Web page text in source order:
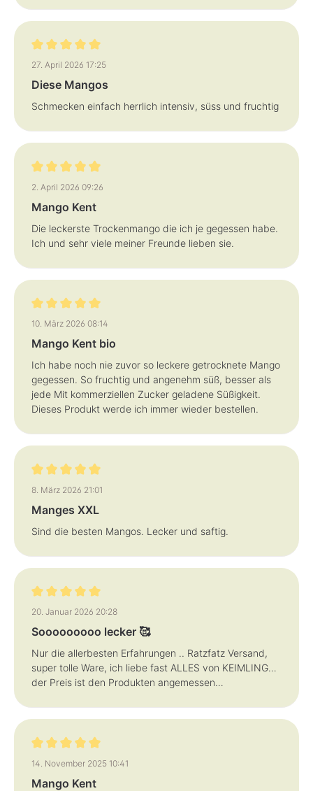
Bewertung mit 5 von 5 Sternen
27. April 2026 17:25
Diese Mangos
Schmecken einfach herrlich intensiv, süss und fruchtig
Bewertung mit 5 von 5 Sternen
2. April 2026 09:26
Mango Kent
Die leckerste Trockenmango die ich je gegessen habe.
Ich und sehr viele meiner Freunde lieben sie.
Bewertung mit 5 von 5 Sternen
10. März 2026 08:14
Mango Kent bio
Ich habe noch nie zuvor so leckere getrocknete Mango
gegessen. So fruchtig und angenehm süß, besser als
jede Mit kommerziellen Zucker geladene Süßigkeit.
Dieses Produkt werde ich immer wieder bestellen.
Bewertung mit 5 von 5 Sternen
8. März 2026 21:01
Manges XXL
Sind die besten Mangos. Lecker und saftig.
Bewertung mit 5 von 5 Sternen
20. Januar 2026 20:28
Sooooooooo lecker 🥰
Nur die allerbesten Erfahrungen .. Ratzfatz Versand,
super tolle Ware, ich liebe fast ALLES von KEIMLING…
der Preis ist den Produkten angemessen…
Bewertung mit 5 von 5 Sternen
14. November 2025 10:41
Mango Kent